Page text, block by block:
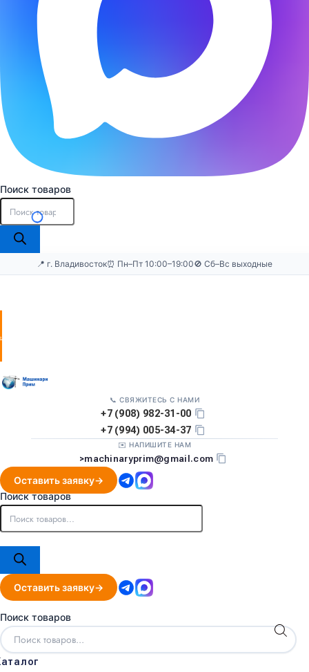
Поиск товаров
📍 г. Владивосток⏰ Пн–Пт 10:00–19:00🚫 Сб–Вс выходные
заявку
📞 СВЯЖИТЕСЬ С НАМИ
+7 (908) 982-31-00
+7 (994) 005-34-37
✉️ НАПИШИТЕ НАМ
>machinaryprim@gmail.com
Оставить заявку
Поиск товаров
Оставить заявку
Поиск товаров